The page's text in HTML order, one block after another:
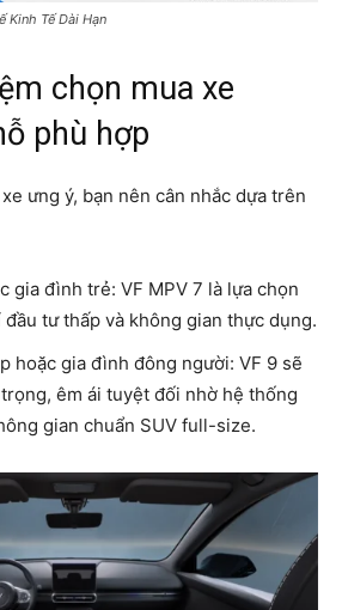
Kinh Tế Dài Hạn
chọn mua xe
phù hợp
ưng ý, bạn nên cân nhắc dựa trên
gia đình trẻ: VF MPV 7 là lựa chọn
tư thấp và không gian thực dụng.
hoặc gia đình đông người: VF 9 sẽ
êm ái tuyệt đối nhờ hệ thống
gian chuẩn SUV full-size.